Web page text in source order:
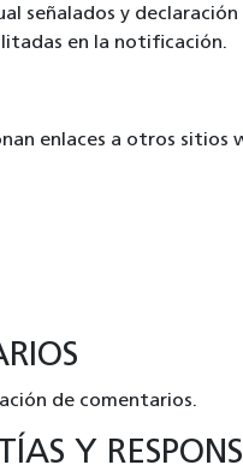
señalados y
en la notificación.
enlaces a otros sitios
de comentarios.
Y